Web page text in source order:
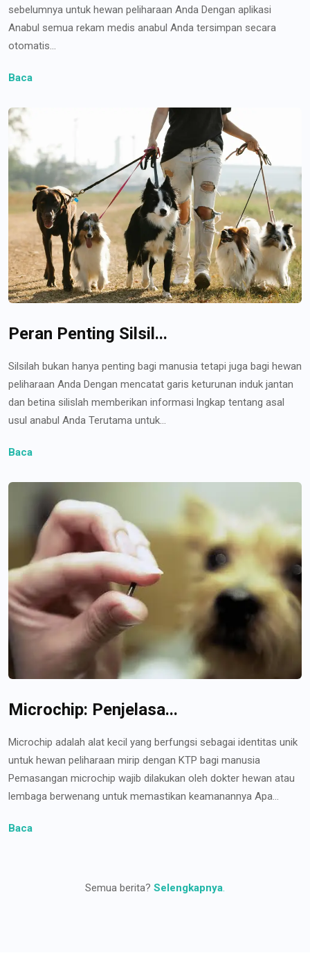
sebelumnya untuk hewan peliharaan Anda Dengan aplikasi
Anabul semua rekam medis anabul Anda tersimpan secara
otomatis...
Baca
Peran Penting Silsil...
Silsilah bukan hanya penting bagi manusia tetapi juga bagi hewan
peliharaan Anda Dengan mencatat garis keturunan induk jantan
dan betina silislah memberikan informasi lngkap tentang asal
usul anabul Anda Terutama untuk...
Baca
Microchip: Penjelasa...
Microchip adalah alat kecil yang berfungsi sebagai identitas unik
untuk hewan peliharaan mirip dengan KTP bagi manusia
Pemasangan microchip wajib dilakukan oleh dokter hewan atau
lembaga berwenang untuk memastikan keamanannya Apa...
Baca
Semua berita? Selengkapnya